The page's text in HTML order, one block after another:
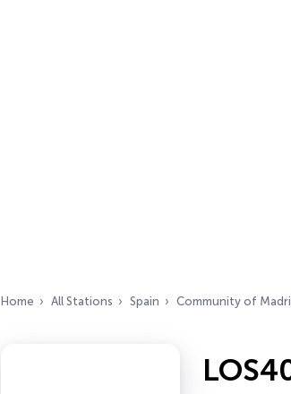
Home All Stations Spain Community of